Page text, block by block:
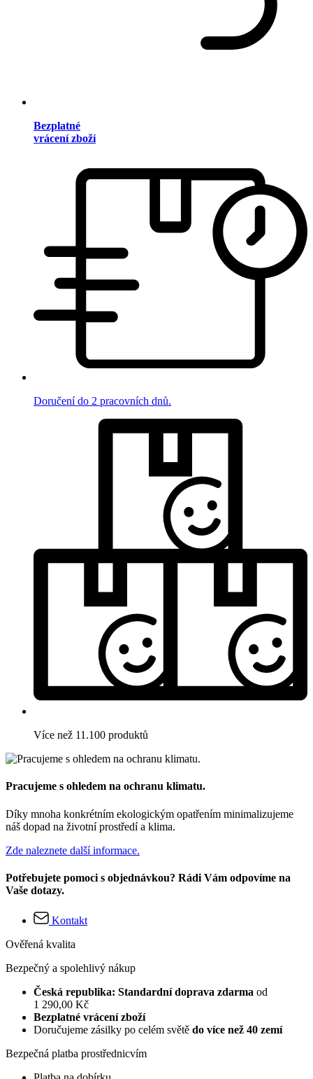
Bezplatné
vrácení zboží
Doručení do 2 pracovních dnů.
Více než 11.100 produktů
Pracujeme s ohledem na ochranu klimatu.
Díky mnoha konkrétním ekologickým opatřením minimalizujeme
náš dopad na životní prostředí a klima.
Zde naleznete další informace.
Potřebujete pomoci s objednávkou? Rádi Vám odpovíme na
Vaše dotazy.
Kontakt
Ověřená kvalita
Bezpečný a spolehlivý nákup
Česká republika: Standardní doprava zdarma od
1 290,00 Kč
Bezplatné vrácení zboží
Doručujeme zásilky po celém světě do více než 40 zemí
Bezpečná platba prostřednicvím